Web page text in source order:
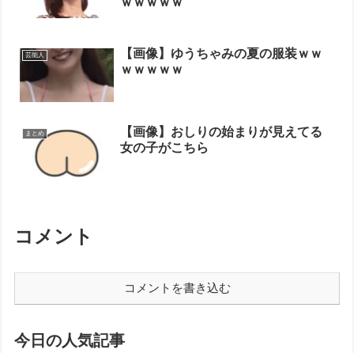
芸能人
【画像】ゆうちゃみの夏の服装ｗｗ
ｗｗｗｗｗ
まとめ
【画像】おしりの始まりが見えてる
女の子がこちら
コメント
コメントを書き込む
今日の人気記事